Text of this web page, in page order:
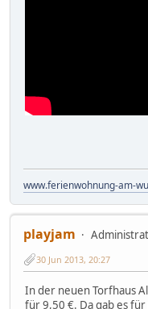
www.ferienwohnung-am-
playjam
30 Jun 2013, 20:27
In der neuen Torfhaus
für 9,50 €. Da gab es